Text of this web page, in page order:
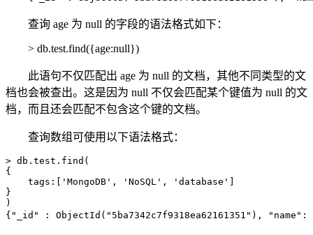
查询 age 为 null 的字段的语法格式如下：
> db.test.find({age:null})
此语句不仅匹配出 age 为 null 的文档，其他不同类型的文
档也会被查出。这是因为 null 不仅会匹配某个键值为 null 的文
档，而且还会匹配不包含这个键的文档。
查询数组可使用以下语法格式：
> db.test.find(
{
    tags:['MongoDB', 'NoSQL', 'database']
}
)
{"_id" : ObjectId("5ba7342c7f9318ea62161351"),